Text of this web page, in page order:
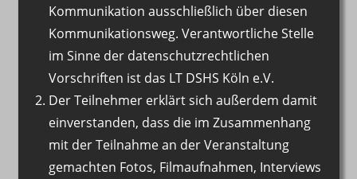
Kommunikation ausschließlich über diesen
Kommunikationsweg. Verantwortliche Stelle
im Sinne der datenschutzrechtlichen
Vorschriften ist das LT DSHS Köln e.V.
Der Teilnehmer erklärt sich außerdem damit
einverstanden, dass die im Zusammenhang
mit der Teilnahme an der Veranstaltung
gemachten Fotos, Filmaufnahmen, Interviews